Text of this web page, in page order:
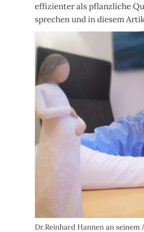
effizienter als pflanzliche
sprechen und in diesem
Dr.Reinhard Hannen an